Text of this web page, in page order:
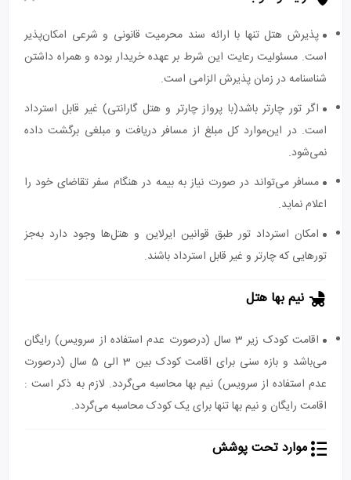
پذیرش هتل تنها با ارائه سند محرمیت قانونی و شرعی امکان‌پذیر
است. مسئولیت رعایت این شرط بر عهده خریدار بوده و همراه داشتن
شناسنامه در زمان پذیرش الزامی است.
اگر تور چارتر باشد(با پرواز چارتر و هتل گارانتی) غیر قابل استرداد
است. در این‌موارد کل مبلغ از مسافر دریافت و مبلغی برگشت داده
نمی‌شود.
مسافر می‌تواند در صورت نیاز به بیمه در هنگام سفر تقاضای خود را
اعلام نماید.
امکان استرداد تور طبق قوانین ایرلاین و هتل‌ها وجود دارد به‌جز
تورهایی که چارتر و غیر قابل استرداد باشند.
نیم بها هتل
اقامت کودک زیر 3 سال (درصورت عدم استفاده از سرویس) رایگان
می‌باشد و بازه سنی برای اقامت کودک بین 3 الی 5 سال (درصورت
عدم استفاده از سرویس) نیم بها محاسبه می‌گردد. لازم به ذکر است :
اقامت رایگان و نیم بها تنها برای یک کودک محاسبه می‌گردد.
موارد تحت پوشش